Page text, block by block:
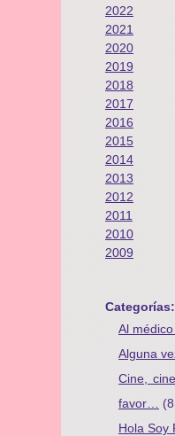
2022
2021
2020
2019
2018
2017
2016
2015
2014
2013
2012
2011
2010
2009
Categorías:
Al
Alguna
Cine,
favor…
Hola Soy